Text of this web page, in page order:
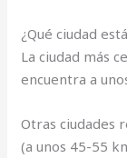
¿Qué ciudad
La ciudad más
encuentra a
Otras ciudades
(a unos 45-55